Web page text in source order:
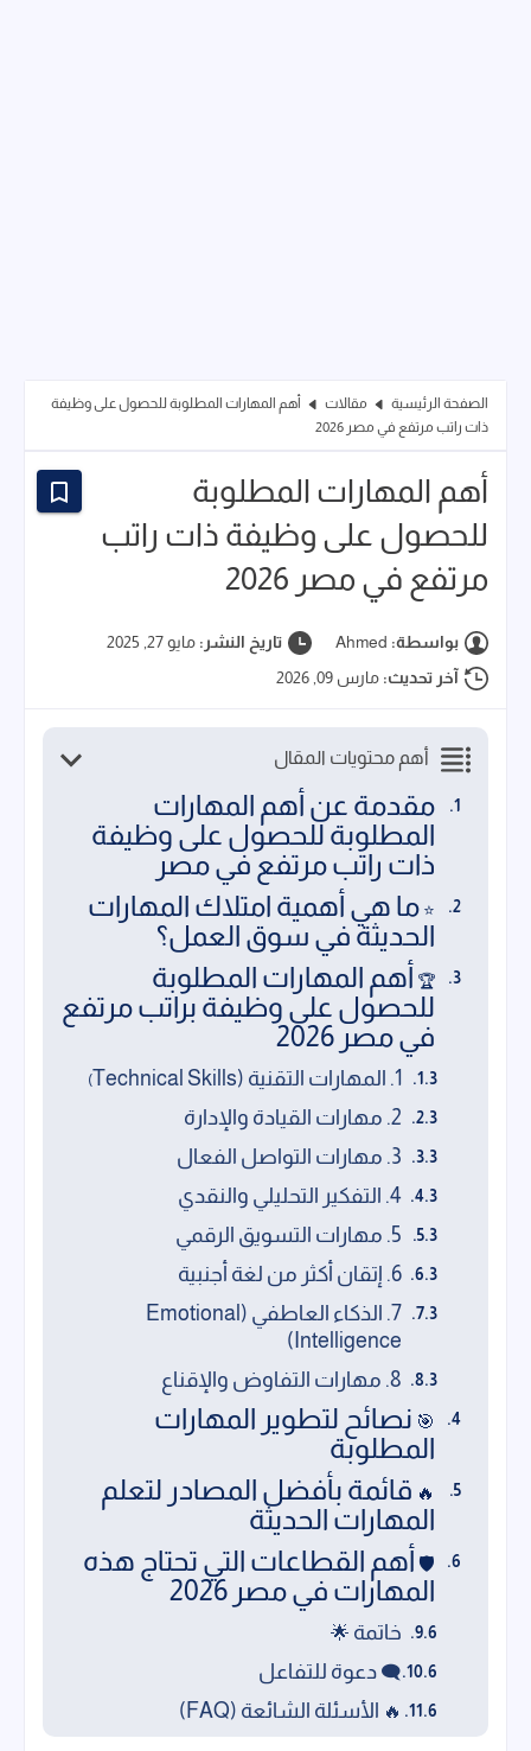
الصفحة الرئيسية مقالات
أهم المهارات المطلوبة للحصول على وظيفة
ذات راتب مرتفع في مصر 2026
أهم المهارات المطلوبة
للحصول على وظيفة ذات راتب
مرتفع في مصر 2026
بواسطة: Ahmed تاريخ النشر: مايو 27, 2025
آخر تحديث: مارس 09, 2026
أهم محتويات المقال
مقدمة عن أهم المهارات
المطلوبة للحصول على وظيفة
ذات راتب مرتفع في مصر
⭐ ما هي أهمية امتلاك المهارات
الحديثة في سوق العمل؟
🏆 أهم المهارات المطلوبة
للحصول على وظيفة براتب مرتفع
في مصر 2026
1. المهارات التقنية (Technical Skills )
2. مهارات القيادة والإدارة
3. مهارات التواصل الفعال
4. التفكير التحليلي والنقدي
5. مهارات التسويق الرقمي
6. إتقان أكثر من لغة أجنبية
7. الذكاء العاطفي (Emotional
Intelligence)
8. مهارات التفاوض والإقناع
🎯 نصائح لتطوير المهارات
المطلوبة
🔥 قائمة بأفضل المصادر لتعلم
المهارات الحديثة
🛡️ أهم القطاعات التي تحتاج هذه
المهارات في مصر 2026
خاتمة 🌟
🗨️ دعوة للتفاعل
🔥 الأسئلة الشائعة (FAQ)